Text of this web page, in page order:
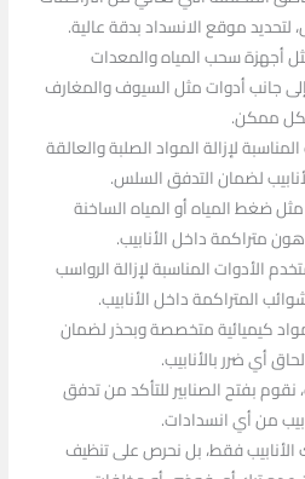
موقع الانسداد بدقة عالية.
أجهزة سحب المياه والمعدات
جانب أدوات مثل السيوف والمغارف
ممكن.
لإزالة المواد الصلبة والعالقة
لضمان التدفق السلس.
ضغط المياه أو المياه الساخنة
متراكمة داخل الأنابيب.
الأدوات المناسبة لإزالة الرواسب
المتراكمة داخل الأنابيب.
كيميائية متخصصة وبحذر لضمان
أي ضرر بالأنابيب.
نقوم بفتح الصنابير للتأكد من تدفق
من أي انسدادات.
الأنابيب فقط، بل نحرص على تنظيف